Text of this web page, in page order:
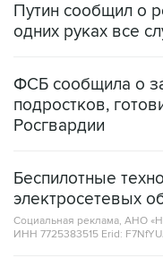
Путин сообщил о
одних руках все
ФСБ сообщила о
подростков,
Росгвардии
Беспилотные
электросетевых
Социальная реклама, АНО
ИНН 7725383515 Erid: